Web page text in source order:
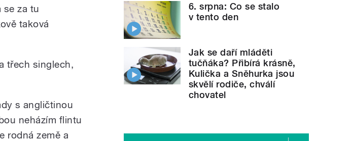
se za tu
taková
třech singlech,
s angličtinou
neházím flintu
rodná země a
6. srpna: Co se stalo
v tento den
Jak se daří mláděti
tučňáka? Přibírá krásně,
Kulička a Sněhurka jsou
skvělí rodiče, chválí
chovatel